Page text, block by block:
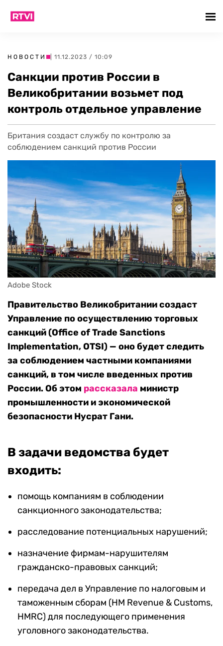
НОВОСТИ | 11.12.2023 / 10:09
Санкции против России в
Великобритании возьмет под
контроль отдельное управление
Британия создаст службу по контролю за
соблюдением санкций против России
Adobe Stock
Правительство Великобритании создаст
Управление по осуществлению торговых
санкций (Office of Trade Sanctions
Implementation, OTSI) — оно будет следить
за соблюдением частными компаниями
санкций, в том числе введенных против
России. Об этом рассказала министр
промышленности и экономической
безопасности Нусрат Гани.
В задачи ведомства будет
входить:
помощь компаниям в соблюдении
санкционного законодательства;
расследование потенциальных нарушений;
назначение фирмам-нарушителям
гражданско-правовых санкций;
передача дел в Управление по налоговым и
таможенным сборам (HM Revenue & Customs,
HMRC) для последующего применения
уголовного законодательства.